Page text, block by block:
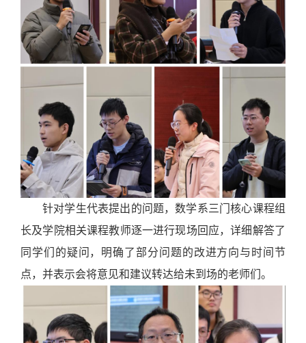
针对学生代表提出的问题，数学系三门核心课程组
长及学院相关课程教师逐一进行现场回应，详细解答了
同学们的疑问，明确了部分问题的改进方向与时间节
点，并表示会将意见和建议转达给未到场的老师们。